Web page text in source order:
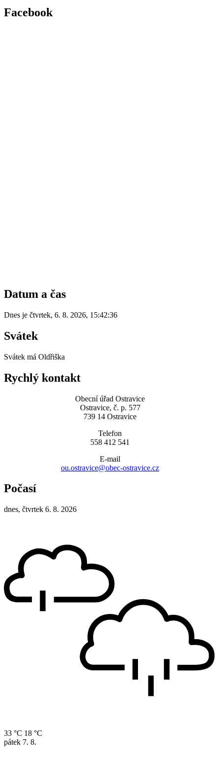
Facebook
Datum a čas
Dnes je čtvrtek, 6. 8. 2026, 15:42:36
Svátek
Svátek má Oldřiška
Rychlý kontakt
Obecní úřad Ostravice
Ostravice, č. p. 577
739 14 Ostravice
Telefon
558 412 541
E-mail
ou.ostravice@obec-ostravice.cz
Počasí
dnes, čtvrtek 6. 8. 2026
33 °C 18 °C
pátek 7. 8.